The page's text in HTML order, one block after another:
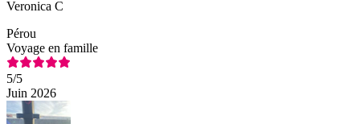
Veronica C
Pérou
Voyage en famille
5/5
Juin 2026